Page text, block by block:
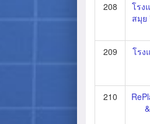
208
โรง
สมุย
209
โรง
210